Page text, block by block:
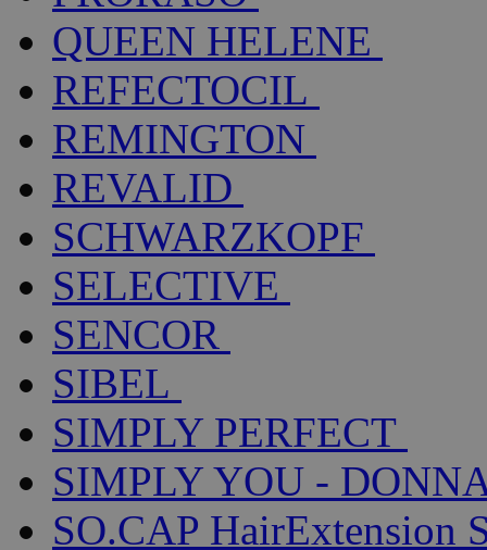
QUEEN HELENE
REFECTOCIL
REMINGTON
REVALID
SCHWARZKOPF
SELECTIVE
SENCOR
SIBEL
SIMPLY PERFECT
SIMPLY YOU -
SO.CAP HairExtension